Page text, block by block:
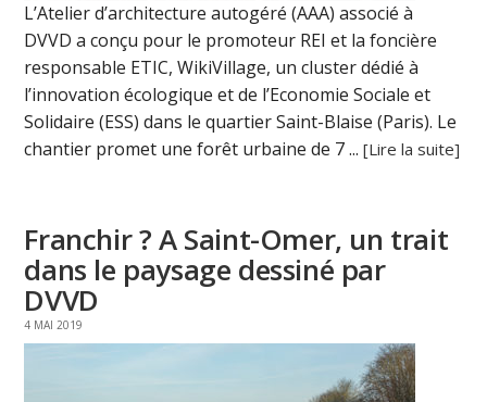
L’Atelier d’architecture autogéré (AAA) associé à
DVVD a conçu pour le promoteur REI et la foncière
responsable ETIC, WikiVillage, un cluster dédié à
l’innovation écologique et de l’Economie Sociale et
Solidaire (ESS) dans le quartier Saint-Blaise (Paris). Le
chantier promet une forêt urbaine de 7 ...[Lire la suite]
Franchir ? A Saint-Omer, un trait
dans le paysage dessiné par
DVVD
4 MAI 2019